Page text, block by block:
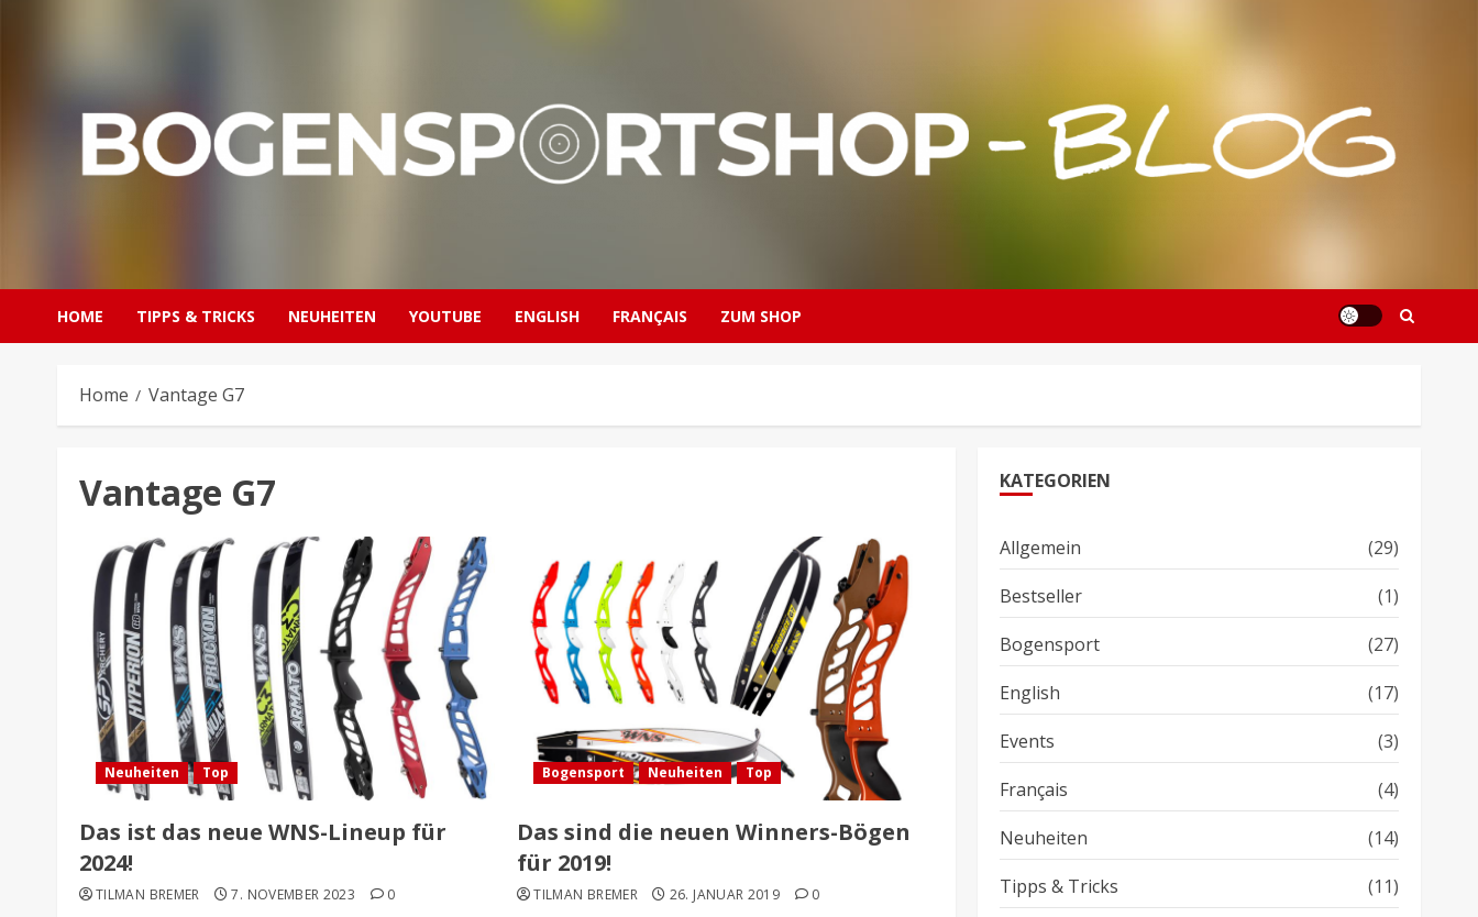
HOME TIPPS & TRICKS NEUHEITEN YOUTUBE ENGLISH FRANÇAIS ZUM SHOP
Home Vantage G7
Vantage G7
Neuheiten Top
Das ist das neue WNS-Lineup für
2024!
TILMAN BREMER 7. NOVEMBER 2023 0
Bogensport Neuheiten Top
Das sind die neuen Winners-Bögen
für 2019!
TILMAN BREMER 26. JANUAR 2019 0
KATEGORIEN
Allgemein
(29)
Bestseller
(1)
Bogensport
(27)
English
(17)
Events
(3)
Français
(4)
Neuheiten
(14)
Tipps & Tricks
(11)